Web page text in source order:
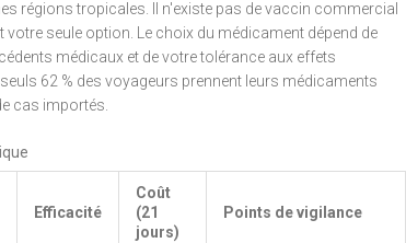
régions tropicales. Il n'existe pas de vaccin commercial
seule option. Le choix du médicament dépend de
médicaux et de votre tolérance aux effets
62 % des voyageurs prennent leurs médicaments
cas importés.
Efficacité
Coût
(21
jours)
Points de vigilance